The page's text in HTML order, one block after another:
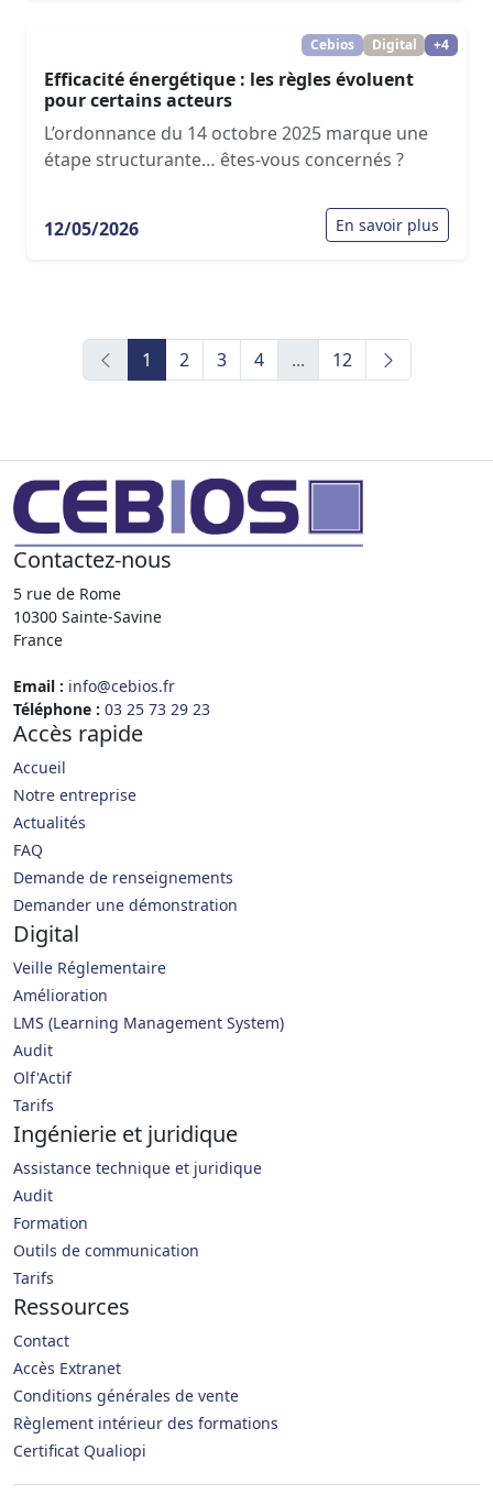
Cebios Digital +4
Efficacité énergétique : les règles évoluent
pour certains acteurs
L’ordonnance du 14 octobre 2025 marque une
étape structurante… êtes-vous concernés ?
12/05/2026 En savoir plus
1 2 3 4 ... 12
Contactez-nous
5 rue de Rome
10300 Sainte-Savine
France
Email : info@cebios.fr
Téléphone : 03 25 73 29 23
Accès rapide
Accueil
Notre entreprise
Actualités
FAQ
Demande de renseignements
Demander une démonstration
Digital
Veille Réglementaire
Amélioration
LMS (Learning Management System)
Audit
Olf'Actif
Tarifs
Ingénierie et juridique
Assistance technique et juridique
Audit
Formation
Outils de communication
Tarifs
Ressources
Contact
Accès Extranet
Conditions générales de vente
Règlement intérieur des formations
Certificat Qualiopi